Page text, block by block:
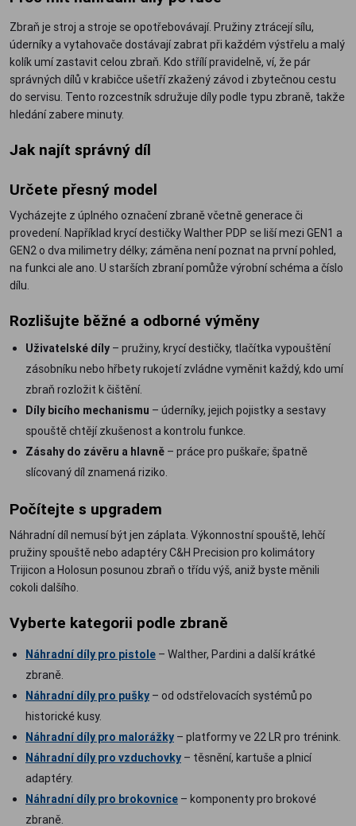
Zbraň je stroj a stroje se opotřebovávají. Pružiny ztrácejí sílu,
úderníky a vytahovače dostávají zabrat při každém výstřelu a malý
kolík umí zastavit celou zbraň. Kdo střílí pravidelně, ví, že pár
správných dílů v krabičce ušetří zkažený závod i zbytečnou cestu
do servisu. Tento rozcestník sdružuje díly podle typu zbraně, takže
hledání zabere minuty.
Jak najít správný díl
Určete přesný model
Vycházejte z úplného označení zbraně včetně generace či
provedení. Například krycí destičky Walther PDP se liší mezi GEN1 a
GEN2 o dva milimetry délky; záměna není poznat na první pohled,
na funkci ale ano. U starších zbraní pomůže výrobní schéma a číslo
dílu.
Rozlišujte běžné a odborné výměny
Uživatelské díly – pružiny, krycí destičky, tlačítka vypouštění
zásobníku nebo hřbety rukojetí zvládne vyměnit každý, kdo umí
zbraň rozložit k čištění.
Díly bicího mechanismu – úderníky, jejich pojistky a sestavy
spouště chtějí zkušenost a kontrolu funkce.
Zásahy do závěru a hlavně – práce pro puškaře; špatně
slícovaný díl znamená riziko.
Počítejte s upgradem
Náhradní díl nemusí být jen záplata. Výkonnostní spouště, lehčí
pružiny spouště nebo adaptéry C&H Precision pro kolimátory
Trijicon a Holosun posunou zbraň o třídu výš, aniž byste měnili
cokoli dalšího.
Vyberte kategorii podle zbraně
Náhradní díly pro pistole – Walther, Pardini a další krátké
zbraně.
Náhradní díly pro pušky – od odstřelovacích systémů po
historické kusy.
Náhradní díly pro malorážky – platformy ve 22 LR pro trénink.
Náhradní díly pro vzduchovky – těsnění, kartuše a plnicí
adaptéry.
Náhradní díly pro brokovnice – komponenty pro brokové
zbraně.